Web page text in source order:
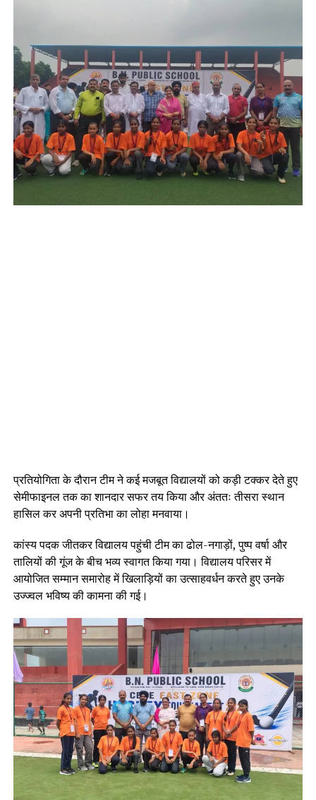
प्रतियोगिता के दौरान टीम ने कई मजबूत विद्यालयों को कड़ी टक्कर देते हुए
सेमीफाइनल तक का शानदार सफर तय किया और अंततः तीसरा स्थान
हासिल कर अपनी प्रतिभा का लोहा मनवाया।
कांस्य पदक जीतकर विद्यालय पहुंची टीम का ढोल-नगाड़ों, पुष्प वर्षा और
तालियों की गूंज के बीच भव्य स्वागत किया गया। विद्यालय परिसर में
आयोजित सम्मान समारोह में खिलाड़ियों का उत्साहवर्धन करते हुए उनके
उज्ज्वल भविष्य की कामना की गई।